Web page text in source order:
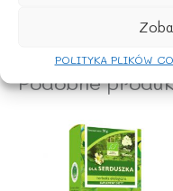
POLITYKA PLIKÓW
Podobne